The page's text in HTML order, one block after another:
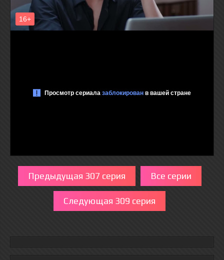
Предыдущая 307 серия Все серии
Следующая 309 серия